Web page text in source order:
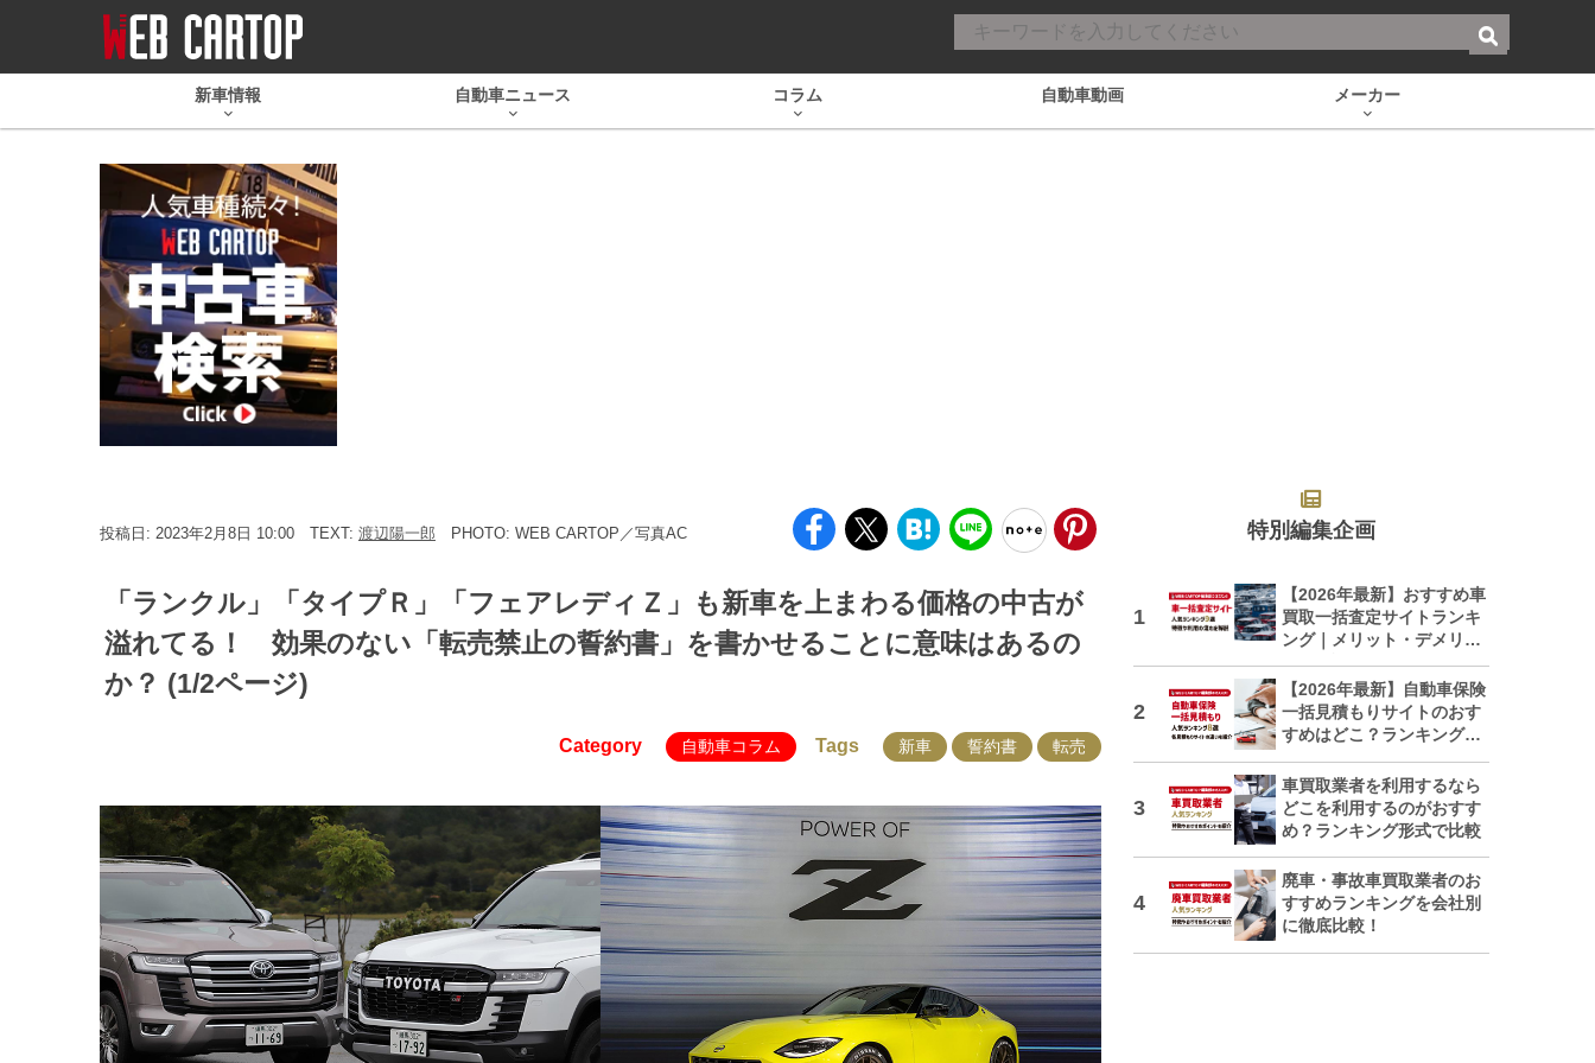
新車情報 自動車ニュース コラム 自動車動画 メーカー
投稿日: 2023年2月8日 10:00 TEXT: 渡辺陽一郎 PHOTO: WEB CARTOP／写真AC
「ランクル」「タイプＲ」「フェアレディＺ」も新車を上まわる価格の中古が
溢れてる！ 効果のない「転売禁止の誓約書」を書かせることに意味はあるの
か？ (1/2ページ)
Category 自動車コラム Tags 新車 誓約書 転売
特別編集企画
【2026年最新】おすすめ車
買取一括査定サイトランキ
ング｜メリット・デメリッ
トも解説
【2026年最新】自動車保険
一括見積もりサイトのおす
すめはどこ？ランキングで
車買取業者を利用するなら
どこを利用するのがおすす
め？ランキング形式で比較
廃車・事故車買取業者のお
すすめランキングを会社別
に徹底比較！